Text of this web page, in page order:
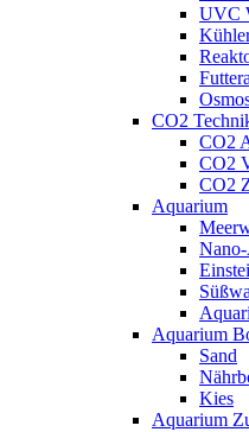
UVC
CO2
CO2
CO2
CO2
Aquarium
Aquarium
Sand
Kies
Aquarium